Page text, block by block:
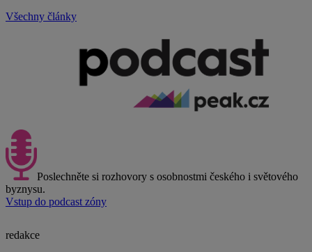
Všechny články
Poslechněte si rozhovory s osobnostmi českého i světového
byznysu.
Vstup do podcast zóny
redakce